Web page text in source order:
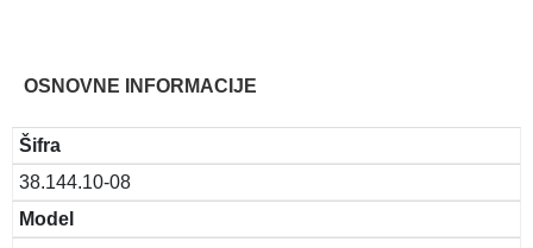
OSNOVNE INFORMACIJE
Šifra
38.144.10-08
Model